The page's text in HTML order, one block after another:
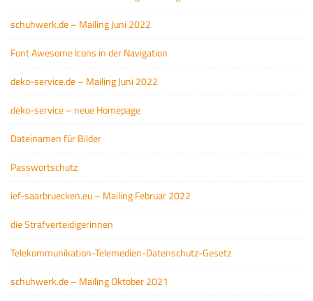
schuhwerk.de – Mailing Juni 2022
Font Awesome Icons in der Navigation
deko-service.de – Mailing Juni 2022
deko-service – neue Homepage
Dateinamen für Bilder
Passwortschutz
ief-saarbruecken.eu – Mailing Februar 2022
die Strafverteidigerinnen
Telekommunikation-Telemedien-Datenschutz-Gesetz
schuhwerk.de – Mailing Oktober 2021